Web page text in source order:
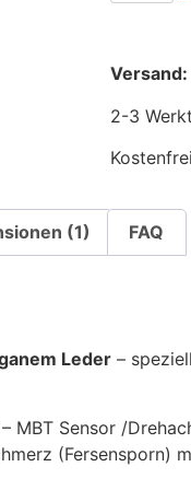
Versand:
2-3
(1) FAQ
Leder –
– MBT Sensor /